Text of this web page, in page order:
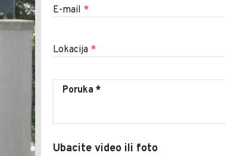
E-mail *
Lokacija *
Ubacite video ili foto